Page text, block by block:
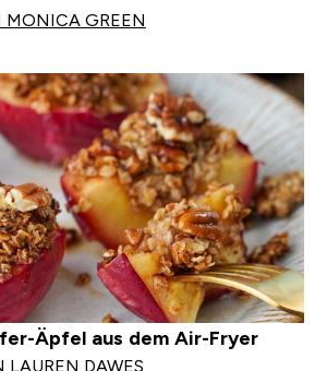
MONICA GREEN
Äpfel aus dem Air-Fryer
LAUREN DAWES